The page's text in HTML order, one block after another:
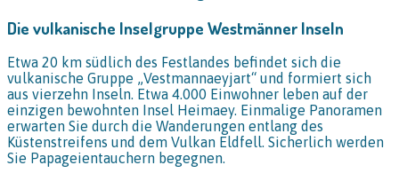
Die vulkanische Inselgruppe Westmänner Inseln
Etwa 20 km südlich des Festlandes befindet sich die
vulkanische Gruppe „Vestmannaeyjart“ und formiert sich
aus vierzehn Inseln. Etwa 4.000 Einwohner leben auf der
einzigen bewohnten Insel Heimaey. Einmalige Panoramen
erwarten Sie durch die Wanderungen entlang des
Küstenstreifens und dem Vulkan Eldfell. Sicherlich werden
Sie Papageientauchern begegnen.